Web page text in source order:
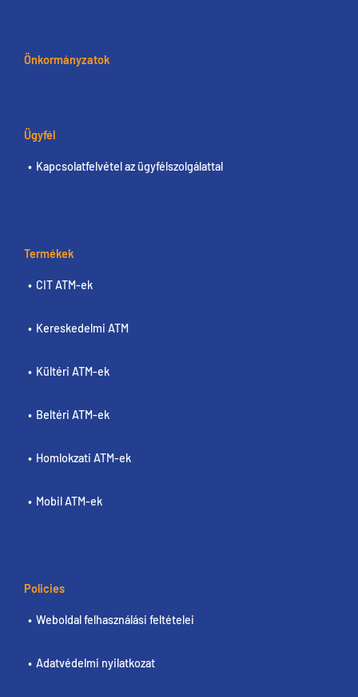
Önkormányzatok
Ügyfél
Kapcsolatfelvétel az ügyfélszolgálattal
Termékek
CIT ATM-ek
Kereskedelmi ATM
Kültéri ATM-ek
Beltéri ATM-ek
Homlokzati ATM-ek
Mobil ATM-ek
Policies
Weboldal felhasználási feltételei
Adatvédelmi nyilatkozat